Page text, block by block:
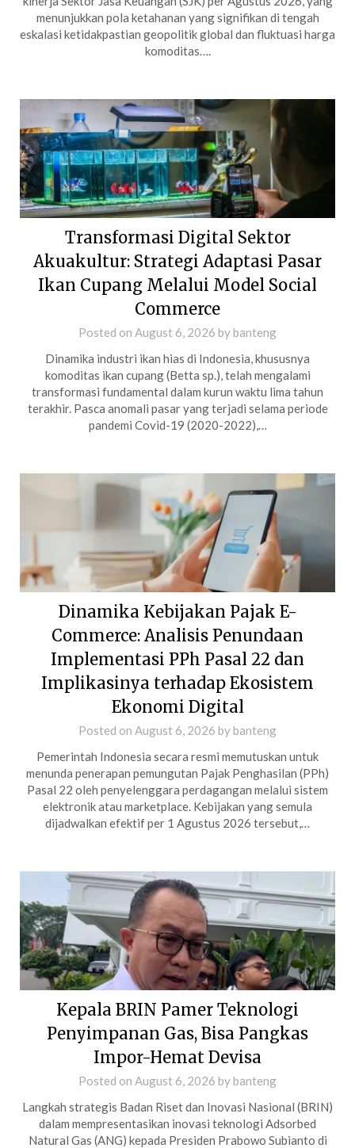
menunjukkan pola ketahanan yang signifikan di tengah
eskalasi ketidakpastian geopolitik global dan fluktuasi harga
komoditas….
Transformasi Digital Sektor
Akuakultur: Strategi Adaptasi Pasar
Ikan Cupang Melalui Model Social
Commerce
Posted on August 6, 2026 bybanteng
Dinamika industri ikan hias di Indonesia, khususnya
komoditas ikan cupang (Betta sp.), telah mengalami
transformasi fundamental dalam kurun waktu lima tahun
terakhir. Pasca anomali pasar yang terjadi selama periode
pandemi Covid-19 (2020-2022),…
Dinamika Kebijakan Pajak E-
Commerce: Analisis Penundaan
Implementasi PPh Pasal 22 dan
Implikasinya terhadap Ekosistem
Ekonomi Digital
Posted on August 6, 2026 bybanteng
Pemerintah Indonesia secara resmi memutuskan untuk
menunda penerapan pemungutan Pajak Penghasilan (PPh)
Pasal 22 oleh penyelenggara perdagangan melalui sistem
elektronik atau marketplace. Kebijakan yang semula
dijadwalkan efektif per 1 Agustus 2026 tersebut,…
Kepala BRIN Pamer Teknologi
Penyimpanan Gas, Bisa Pangkas
Impor-Hemat Devisa
Posted on August 6, 2026 bybanteng
Langkah strategis Badan Riset dan Inovasi Nasional (BRIN)
dalam mempresentasikan inovasi teknologi Adsorbed
Natural Gas (ANG) kepada Presiden Prabowo Subianto di